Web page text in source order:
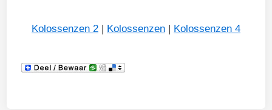
Kolossenzen 2 | Kolossenzen | Kolossenzen 4